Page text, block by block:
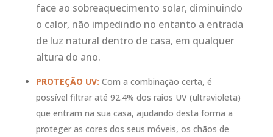
face ao sobreaquecimento solar, diminuindo
o calor, não impedindo no entanto a entrada
de luz natural dentro de casa, em qualquer
altura do ano.
PROTEÇÃO UV: Com a combinação certa, é
possível filtrar até 92.4% dos raios UV (ultravioleta)
que entram na sua casa, ajudando desta forma a
proteger as cores dos seus móveis, os chãos de